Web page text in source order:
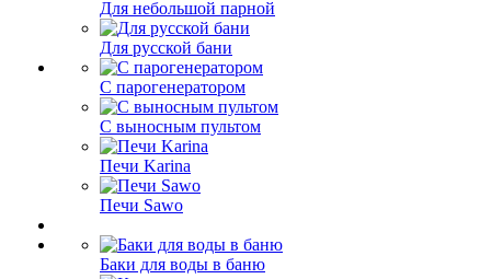
Для небольшой парной
Для русской бани
С парогенератором
С выносным пультом
Печи Karina
Печи Sawo
Баки для воды в баню